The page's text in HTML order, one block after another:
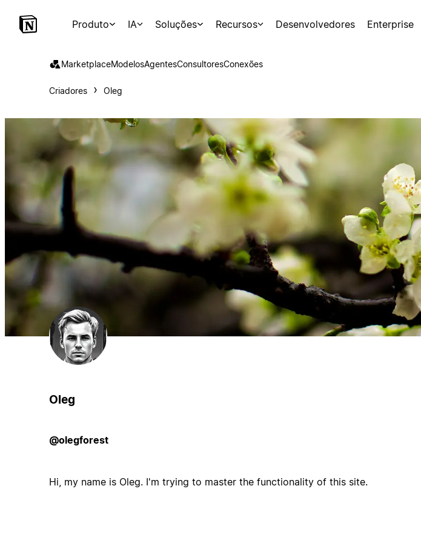
Produto IA Soluções Recursos Desenvolvedores Enterprise
MarketplaceModelosAgentesConsultoresConexões
Criadores Oleg
Oleg
@olegforest
Hi, my name is Oleg. I'm trying to master the functionality of this site.